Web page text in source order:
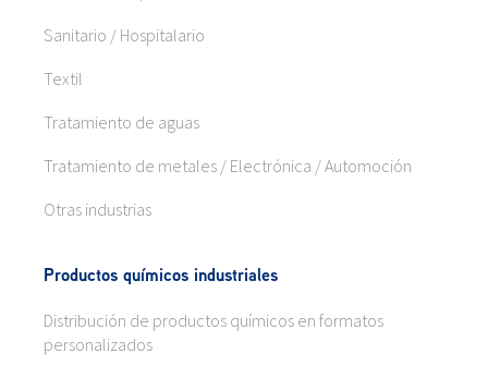
Sanitario / Hospitalario
Textil
Tratamiento de aguas
Tratamiento de metales / Electrónica / Automoción
Otras industrias
Productos químicos industriales
Distribución de productos químicos en formatos
personalizados